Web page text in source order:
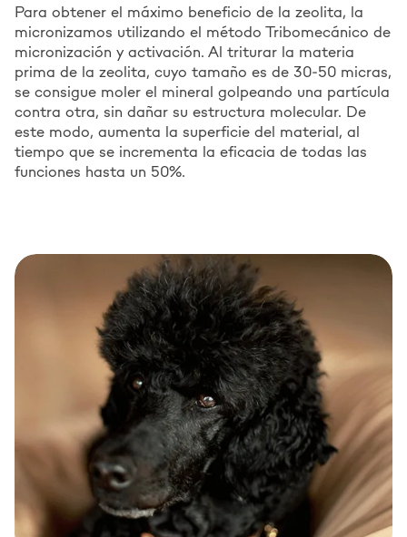
Para obtener el máximo beneficio de la zeolita, la
micronizamos utilizando el método Tribomecánico de
micronización y activación. Al triturar la materia
prima de la zeolita, cuyo tamaño es de 30-50 micras,
se consigue moler el mineral golpeando una partícula
contra otra, sin dañar su estructura molecular. De
este modo, aumenta la superficie del material, al
tiempo que se incrementa la eficacia de todas las
funciones hasta un 50%.